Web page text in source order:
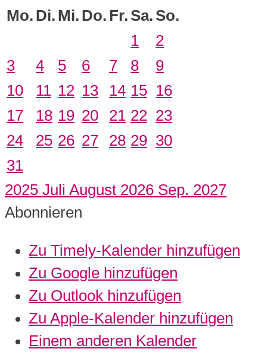
Mo. Di. Mi. Do. Fr. Sa. So.
1
2
3
4 5 6 7 8
9
10
11 12 13 14 15 16
17
18 19 20 21 22 23
24
25 26 27 28 29 30
31
2025 Juli August 2026 Sep. 2027
Abonnieren
Zu Timely-Kalender hinzufügen
Zu Google hinzufügen
Zu Outlook hinzufügen
Zu Apple-Kalender hinzufügen
Einem anderen Kalender